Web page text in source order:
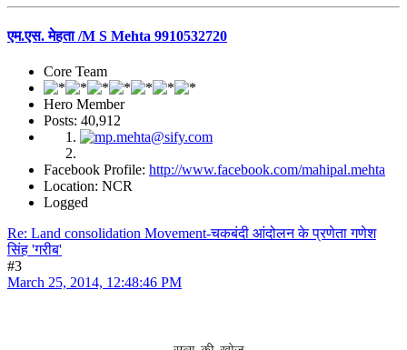
एम.एस. मेहता /M S Mehta 9910532720
Core Team
Hero Member
Posts: 40,912
Facebook Profile: http://www.facebook.com/mahipal.mehta
Location: NCR
Logged
Re: Land consolidation Movement-चकबंदी आंदोलन के प्रणेता गणेश
सिंह 'गरीब'
#3
March 25, 2014, 12:48:46 PM